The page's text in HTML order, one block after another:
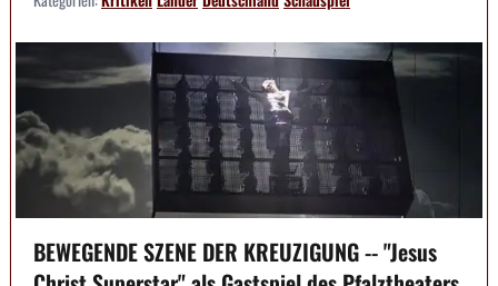
BEWEGENDE SZENE DER KREUZIGUNG -- "Jesus